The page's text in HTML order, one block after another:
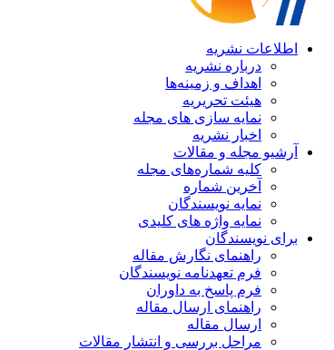
اطلاعات نشریه
درباره نشریه
اهداف و زمینه‌ها
هیئت تحریریه
نمایه سازی های مجله
اخبار نشریه
آرشیو مجله و مقالات
کلیه شماره‌های مجله
آخرین شماره
نمایه نویسندگان
نمایه واژه های کلیدی
برای نویسندگان
راهنمای نگارش مقاله
فرم تعهدنامه نویسندگان
فرم پاسخ به داوران
راهنمای ارسال مقاله
ارسال مقاله
مراحل بررسی و انتشار مقالات